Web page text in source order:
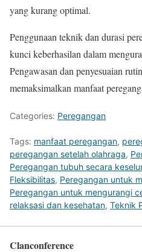
yang kurang optimal.
Penggunaan teknik dan durasi
kunci keberhasilan dalam
Pengawasan dan penyesuaian
memaksimalkan manfaat
Categories: Peregangan
Tags: manfaat peregangan,
peregangan setelah olahraga,
Peregangan tubuh secara
Fleksibilitas, Peregangan untuk
Peregangan untuk mengurangi
relaksasi dan kesehatan, Teknik
Clanconference